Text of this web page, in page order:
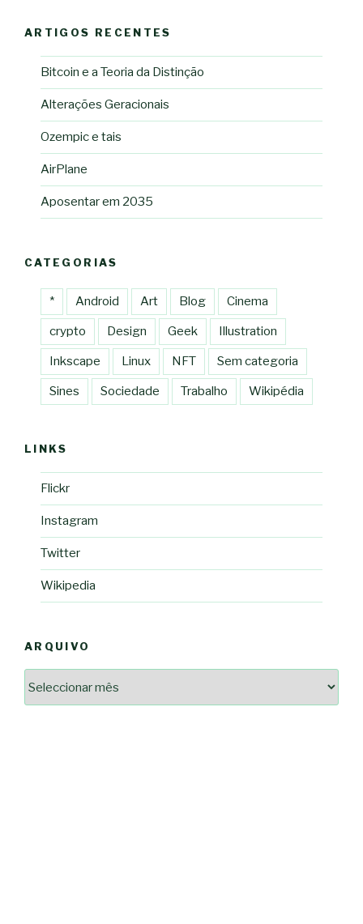
ARTIGOS RECENTES
Bitcoin e a Teoria da Distinção
Alterações Geracionais
Ozempic e tais
AirPlane
Aposentar em 2035
CATEGORIAS
* Android Art Blog Cinema
crypto Design Geek Illustration
Inkscape Linux NFT Sem categoria
Sines Sociedade Trabalho Wikipédia
LINKS
Flickr
Instagram
Twitter
Wikipedia
ARQUIVO